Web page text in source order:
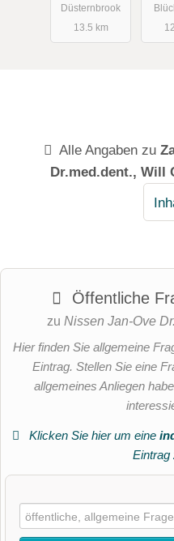
Düsternbrook
13.5 km
Alle Angaben zu
Dr.med.dent., Will
Öffentliche
zu Nissen Jan-Ove
Hier finden Sie allgemeine
Eintrag. Stellen Sie eine
allgemeines Anliegen
Klicken Sie hier um eine
Eintrag